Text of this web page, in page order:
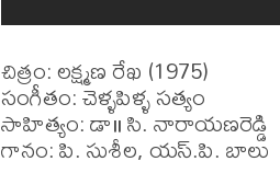
చిత్రం: లక్ష్మణ రేఖ (1975)
సంగీతం: చెళ్ళపిళ్ళ సత్యం
సాహిత్యం: డా॥ సి. నారాయణరెడ్డి
గానం: పి. సుశీల, యస్.పి. బాలు